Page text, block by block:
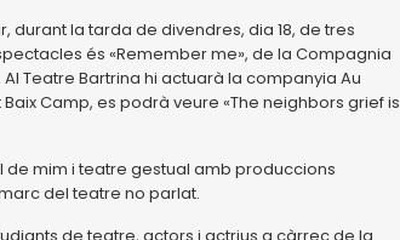
durant la tarda de divendres, dia 18, de tres
és «Remember me», de la Compagnia
Teatre Bartrina hi actuarà la companyia Au
Camp, es podrà veure «The neighbors grief is
de mim i teatre gestual amb produccions
del teatre no parlat.